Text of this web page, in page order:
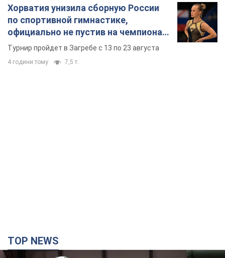
Хорватия унизила сборную России
по спортивной гимнастике,
официально не пустив на чемпионат
Европы основных спортсменов
Турнир пройдет в Загребе с 13 по 23 августа
4 години тому 7,5 т.
TOP NEWS